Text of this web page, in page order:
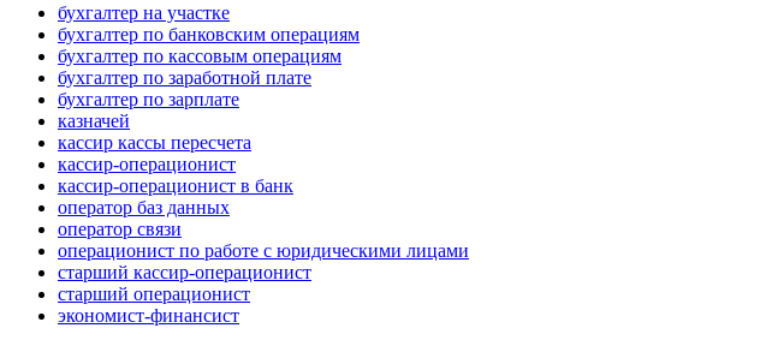
бухгалтер на участке
бухгалтер по банковским операциям
бухгалтер по кассовым операциям
бухгалтер по заработной плате
бухгалтер по зарплате
казначей
кассир кассы пересчета
кассир-операционист
кассир-операционист в банк
оператор баз данных
оператор связи
операционист по работе с юридическими лицами
старший кассир-операционист
старший операционист
экономист-финансист